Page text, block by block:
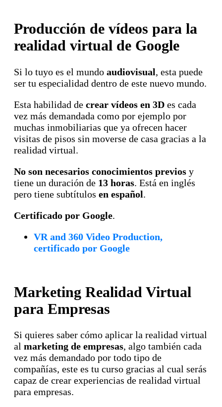
Producción de vídeos para la
realidad virtual de Google
Si lo tuyo es el mundo audiovisual, esta puede
ser tu especialidad dentro de este nuevo mundo.
Esta habilidad de crear vídeos en 3D es cada
vez más demandada como por ejemplo por
muchas inmobiliarias que ya ofrecen hacer
visitas de pisos sin moverse de casa gracias a la
realidad virtual.
No son necesarios conocimientos previos y
tiene un duración de 13 horas. Está en inglés
pero tiene subtítulos en español.
Certificado por Google.
VR and 360 Video Production,
certificado por Google
Marketing Realidad Virtual
para Empresas
Si quieres saber cómo aplicar la realidad virtual
al marketing de empresas, algo también cada
vez más demandado por todo tipo de
compañías, este es tu curso gracias al cual serás
capaz de crear experiencias de realidad virtual
para empresas.